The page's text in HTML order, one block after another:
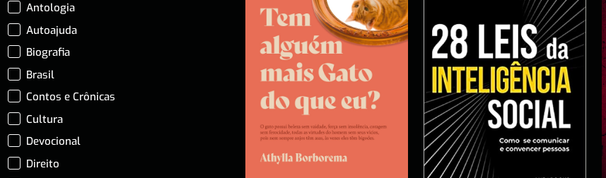
Antologia
Autoajuda
Biografia
Brasil
Contos e Crônicas
Cultura
Devocional
Direito